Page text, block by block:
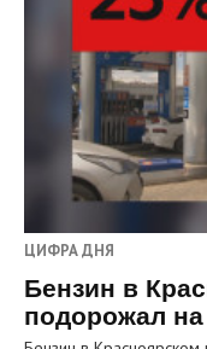
ЦИФРА ДНЯ
Бензин в
подорожал на